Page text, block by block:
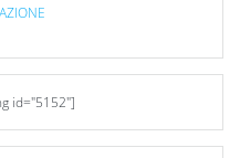
id="5152"]